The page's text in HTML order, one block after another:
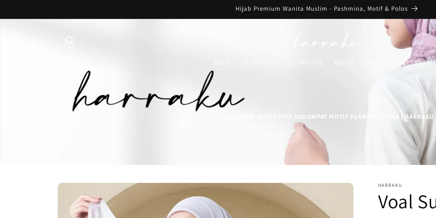
Hijab Premium Wanita Muslim - Pashmina, Motif & Polos
VOAL SUPERFINE SEGIEMPAT MOTIF FLORAL - VIONA | HARRAKU
Skip to
product
information
HARRAKU
Voal